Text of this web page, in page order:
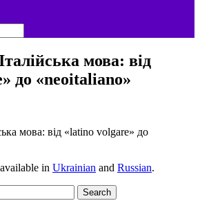
мова: від
до «neoitaliano»
in Ukrainian and Russian.